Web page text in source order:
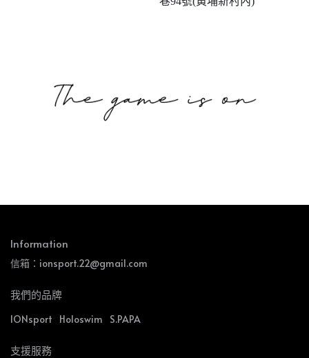
Information
信箱：ionsport.22@gmail.com
我們的品牌
IONsport Holoswim S.PAPA
支援服務